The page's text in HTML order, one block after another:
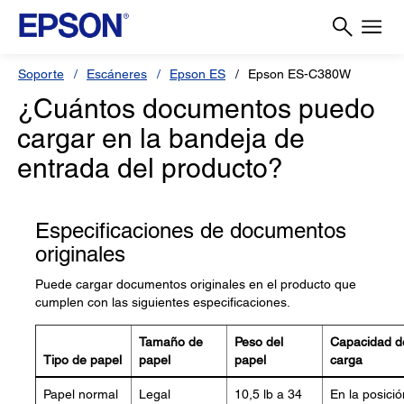
Soporte Escáneres Epson ES Epson ES-C380W
¿Cuántos documentos puedo
cargar en la bandeja de
entrada del producto?
Especificaciones de documentos
originales
Puede cargar documentos originales en el producto que
cumplen con las siguientes especificaciones.
Tipo de papel
Tamaño de
papel
Peso del
papel
Capacidad
carga
Papel normal
Legal
10,5 lb a 34
En la